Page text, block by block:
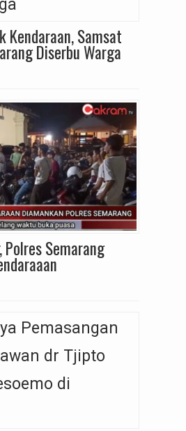
Kendaraan, Samsat
Diserbu Warga
Polres Semarang